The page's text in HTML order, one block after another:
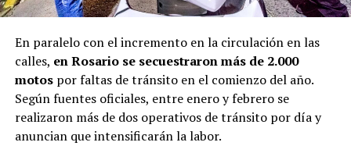
En paralelo con el incremento en la circulación en las
calles, en Rosario se secuestraron más de 2.000
motospor faltas de tránsito en el comienzo del año.
Según fuentes oficiales, entre enero y febrero se
realizaron más de dos operativos de tránsito por día y
anuncian que intensificarán la labor.